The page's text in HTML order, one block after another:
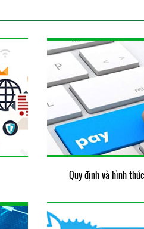
Quy định và hình